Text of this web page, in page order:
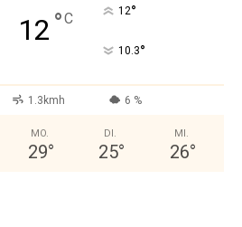
12 °C 12°
10.3°
1.3kmh 6 %
MO.
29°
DI.
25°
MI.
26°